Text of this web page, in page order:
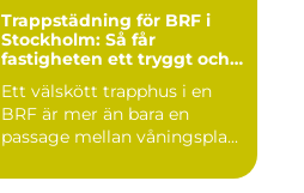
Trappstädning för BRF i
Stockholm: Så får
fastigheten ett tryggt och
Ett välskött trapphus i en
BRF är mer än bara en
passage mellan våningspla...